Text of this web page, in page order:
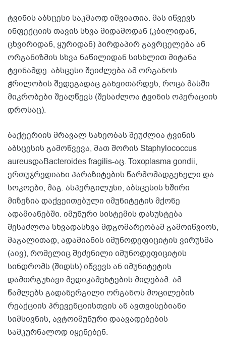
ტვინის აბსცესი საკმაოდ იშვიათია. მას იწვევს
ინფექციის თავის სხვა მიდამოდან (კბილიდან,
ცხვირიდან, ყურიდან) პირდაპირ გავრცელება ან
ორგანიზმის სხვა ნაწილიდან სისხლით მიტანა
ტვინამდე. აბსცესი შეიძლება ამ ორგანოს
ჭრილობის შედეგადაც განვითარდეს, როცა მასში
მიკრობები შეაღწევს (შესაძლოა ტვინის ოპერაციის
დროსაც).
ბაქტერიის მრავალ სახეობას შეუძლია ტვინის
აბსცესის გამოწვევა, მათ შორის Staphylococcus
aureusდაBacteroides fragilis-აც. Toxoplasma gondii,
ერთუჯრედიანი პარაზიტების წარმომადგენელი და
სოკოები, მაგ. ასპერგილუსი, აბსცესის ხშირი
მიზეზია დაქვეითებული იმუნიტეტის მქონე
ადამიანებში. იმუნური სისტემის დასუსტება
შესაძლოა სხვადასხვა მდგომარეობამ გამოიწვიოს,
მაგალითად, ადამიანის იმუნოდეფიციტის ვირუსმა
(აივ), რომელიც შეძენილი იმუნოდეფიციტის
სინდრომს (შიდსს) იწვევს ან იმუნიტეტის
დამთრგუნავი მედიკამენტების მიღებამ. ამ
წამლებს გადანერგილი ორგანოს მოცილების
რეაქციის პრევენციისთვის ან ავთვისებიანი
სიმსივნის, ავტოიმუნური დაავადებების
სამკურნალოდ იყენებენ.